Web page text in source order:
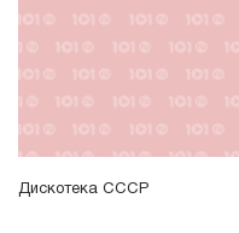
Дискотека СССР